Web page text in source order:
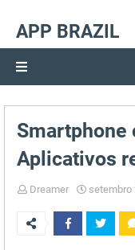
APP BRAZIL
Smartphone
Aplicativos
Dreamer setembro